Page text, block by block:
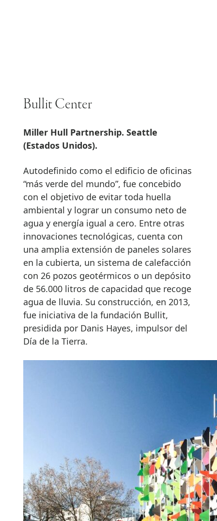
Bullit Center
Miller Hull Partnership. Seattle
(Estados Unidos).
Autodefinido como el edificio de oficinas
“más verde del mundo”, fue concebido
con el objetivo de evitar toda huella
ambiental y lograr un consumo neto de
agua y energía igual a cero. Entre otras
innovaciones tecnológicas, cuenta con
una amplia extensión de paneles solares
en la cubierta, un sistema de calefacción
con 26 pozos geotérmicos o un depósito
de 56.000 litros de capacidad que recoge
agua de lluvia. Su construcción, en 2013,
fue iniciativa de la fundación Bullit,
presidida por Danis Hayes, impulsor del
Día de la Tierra.